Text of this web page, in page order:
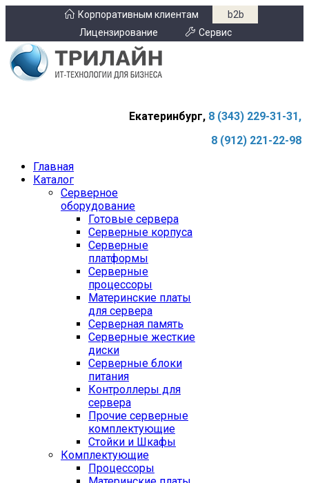
Корпоративным клиентам
b2b
Лицензирование
Сервис
Екатеринбург, 8 (343) 229-31-31,
8 (912) 221-22-98
Главная
Каталог
Серверное
оборудование
Готовые сервера
Серверные корпуса
Серверные
платформы
Серверные
процессоры
Материнские платы
для сервера
Серверная память
Серверные жесткие
диски
Серверные блоки
питания
Контроллеры для
сервера
Прочие серверные
комплектующие
Стойки и Шкафы
Комплектующие
Процессоры